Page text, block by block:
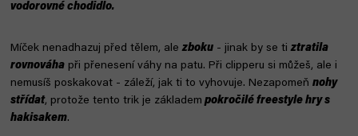
vodorovné chodidlo.
Míček nenadhazuj před tělem, alezboku - jinak by se tiztratila
rovnováha při přenesení váhy na patu. Při clipperu si můžeš, ale i
nemusíš poskakovat - záleží, jak ti to vyhovuje. Nezapomeň nohy
střídat, protože tento trik je základem pokročilé freestyle hry s
hakisakem.